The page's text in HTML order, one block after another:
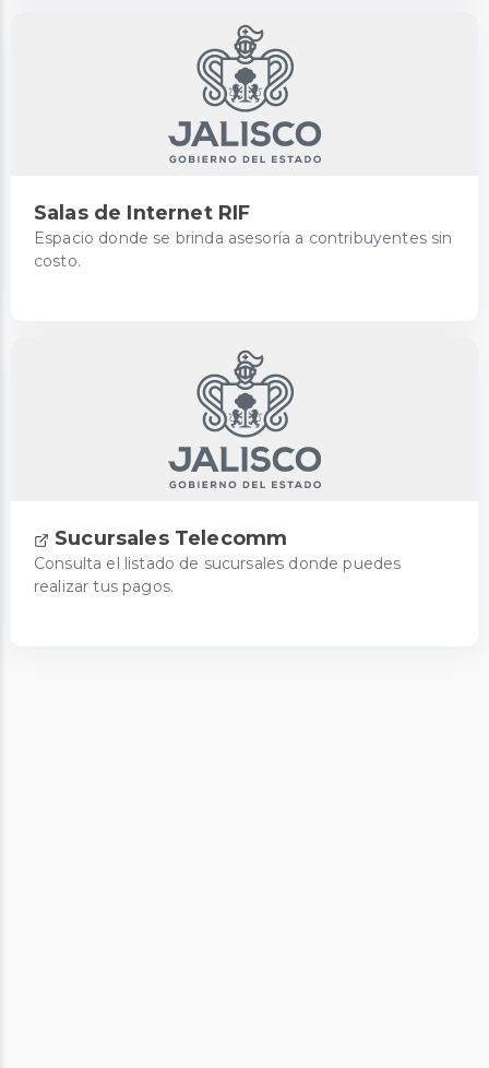
Salas de Internet RIF
Espacio donde se brinda asesoría a contribuyentes sin
costo.
Sucursales Telecomm
Consulta el listado de sucursales donde puedes
realizar tus pagos.